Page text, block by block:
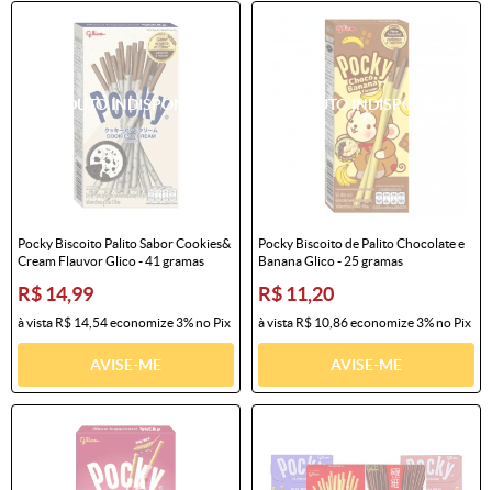
Pocky Biscoito Palito Sabor Cookies&
Cream Flauvor Glico - 41 gramas
R$ 14,99
à vista R$ 14,54economize3%no Pix
AVISE-ME
Pocky Biscoito de Palito Chocolate e
Banana Glico - 25 gramas
R$ 11,20
à vista R$ 10,86economize3%no Pix
AVISE-ME